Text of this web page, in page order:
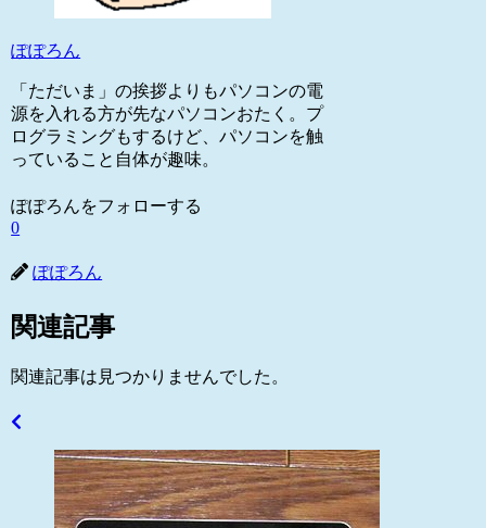
ぽぽろん
「ただいま」の挨拶よりもパソコンの電
源を入れる方が先なパソコンおたく。プ
ログラミングもするけど、パソコンを触
っていること自体が趣味。
ぽぽろんをフォローする
0
ぽぽろん
関連記事
関連記事は見つかりませんでした。